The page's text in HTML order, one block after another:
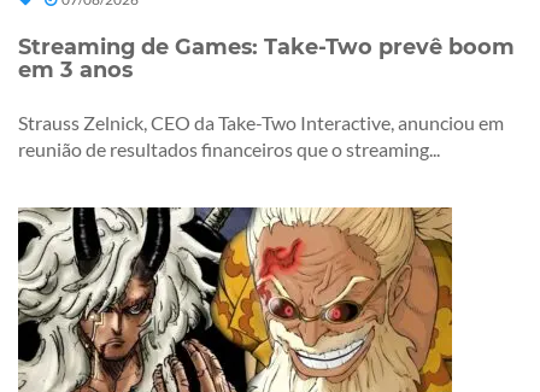
Streaming de Games: Take-Two prevê boom
em 3 anos
Strauss Zelnick, CEO da Take-Two Interactive, anunciou em
reunião de resultados financeiros que o streaming...